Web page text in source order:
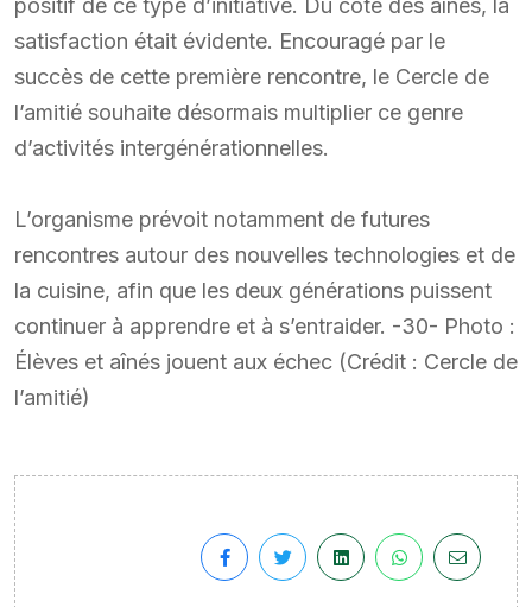
satisfaction était évidente. Encouragé par le
succès de cette première rencontre, le Cercle de
l’amitié souhaite désormais multiplier ce genre
d’activités intergénérationnelles.
L’organisme prévoit notamment de futures
rencontres autour des nouvelles technologies et de
la cuisine, afin que les deux générations puissent
continuer à apprendre et à s’entraider. -30- Photo :
Élèves et aînés jouent aux échec (Crédit : Cercle de
l’amitié)